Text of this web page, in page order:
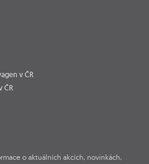
v ČR
ČR
o aktuálních akcích, novinkách,